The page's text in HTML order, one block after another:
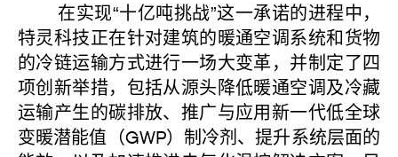
在实现“十亿吨挑战”这一承诺的进程中，
特灵科技正在针对建筑的暖通空调系统和货物
的冷链运输方式进行一场大变革，并制定了四
项创新举措，包括从源头降低暖通空调及冷藏
运输产生的碳排放、推广与应用新一代低全球
变暖潜能值（GWP）制冷剂、提升系统层面的